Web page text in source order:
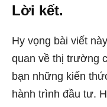
Lời kết.
Hy vọng bài viết
quan về thị trường
bạn những kiến
hành trình đầu tư.